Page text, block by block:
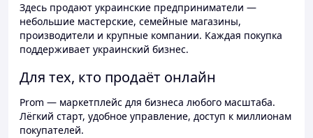
Здесь продают украинские предприниматели —
небольшие мастерские, семейные магазины,
производители и крупные компании. Каждая покупка
поддерживает украинский бизнес.
Для тех, кто продаёт онлайн
Prom — маркетплейс для бизнеса любого масштаба.
Лёгкий старт, удобное управление, доступ к миллионам
покупателей.